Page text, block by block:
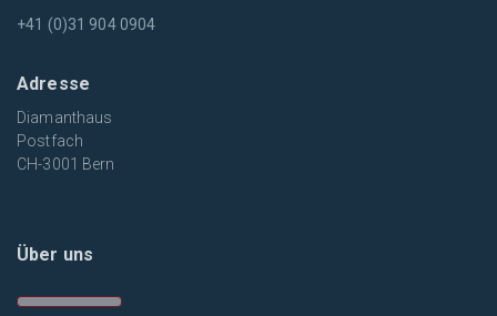
+41 (0)31 904 0904
Adresse
Diamanthaus
Postfach
CH-3001 Bern
Über uns